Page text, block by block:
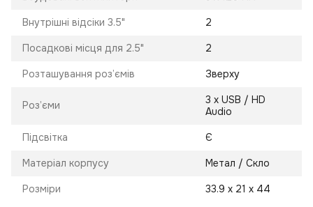
Внутрішні відсіки 3.5" 2
Посадкові місця для 2.5" 2
Розташування роз’ємів Зверху
Роз’єми
3 х USB / HD
Audio
Підсвітка Є
Матеріал корпусу Метал / Скло
Розміри 33.9 х 21 х 44